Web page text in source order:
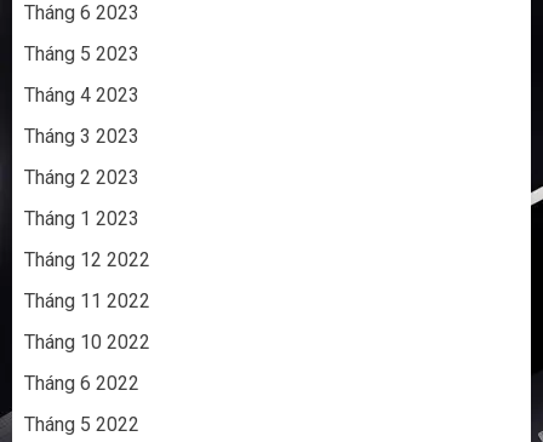
Tháng 6 2023
Tháng 5 2023
Tháng 4 2023
Tháng 3 2023
Tháng 2 2023
Tháng 1 2023
Tháng 12 2022
Tháng 11 2022
Tháng 10 2022
Tháng 6 2022
Tháng 5 2022